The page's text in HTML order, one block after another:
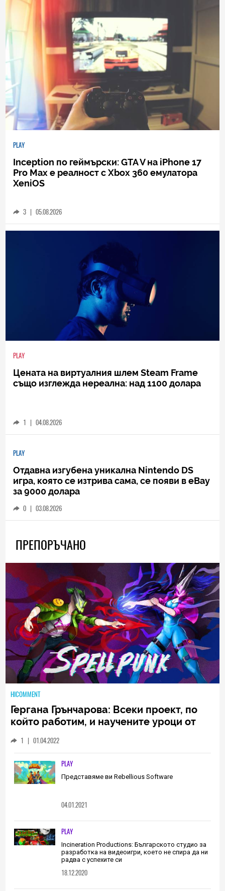
PLAY
Inception по геймърски: GTA V на iPhone 17
Pro Max е реалност с Xbox 360 емулатора
XeniOS
3 | 05.08.2026
PLAY
Цената на виртуалния шлем Steam Frame
също изглежда нереална: над 1100 долара
1 | 04.08.2026
PLAY
Отдавна изгубена уникална Nintendo DS
игра, която се изтрива сама, се появи в eBay
за 9000 долара
0 | 03.08.2026
ПРЕПОРЪЧАНО
HICOMMENT
Гергана Грънчарова: Всеки проект, по
който работим, и научените уроци от
трябва да извървим като екип
1 | 01.04.2022
PLAY
Представяме ви Rebellious Software
04.01.2021
PLAY
Incineration Productions: Българското студио за
разработка на видеоигри, което не спира да ни
радва с успехите си
18.12.2020